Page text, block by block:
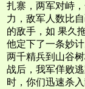
扎寨，两军对峙
力，敌军人数比
的敌手，如 果久
他定下了一条妙
两千精兵到山谷
战后，我军佯败
时，你们迅速杀